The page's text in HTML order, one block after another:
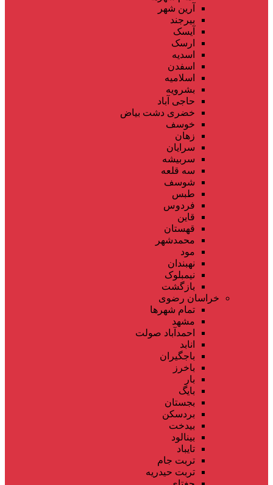
آرین شهر
بیرجند
آیسک
ارسک
اسدیه
اسفدن
اسلامیه
بشرویه
حاجی آباد
خضری دشت بیاض
خوسف
زهان
سرایان
سربیشه
سه قلعه
شوسف
طبس
فردوس
قاین
قهستان
محمدشهر
مود
نهبندان
نیمبلوک
بازگشت
خراسان رضوی
تمام شهر‌ها
مشهد
احمدآباد صولت
انابد
باجگیران
باخرز
بار
بایگ
بجستان
بردسکن
بیدخت
بینالود
تایباد
تربت جام
تربت حیدریه